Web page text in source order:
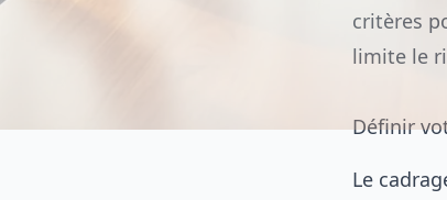
critères
limite le
Définir
Le